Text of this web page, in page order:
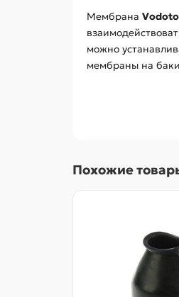
Мембрана
можно
мембраны на
Похожие